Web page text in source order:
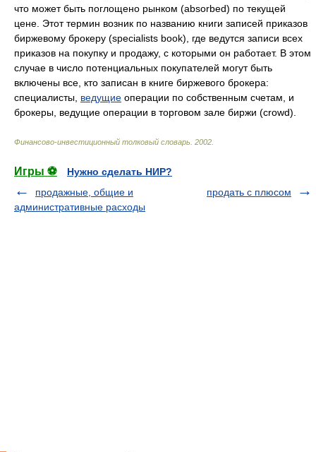
что может быть поглощено рынком (absorbed) по текущей
цене. Этот термин возник по названию книги записей приказов
биржевому брокеру (specialists book), где ведутся записи всех
приказов на покупку и продажу, с которыми он работает. В этом
случае в число потенциальных покупателей могут быть
включены все, кто записан в книге биржевого брокера:
специалисты, ведущие операции по собственным счетам, и
брокеры, ведущие операции в торговом зале биржи (crowd).
Финансово-инвестиционный толковый словарь 2002
Игры ⚽
Нужно сделать НИР?
продажные, общие и
административные расходы
продать с плюсом